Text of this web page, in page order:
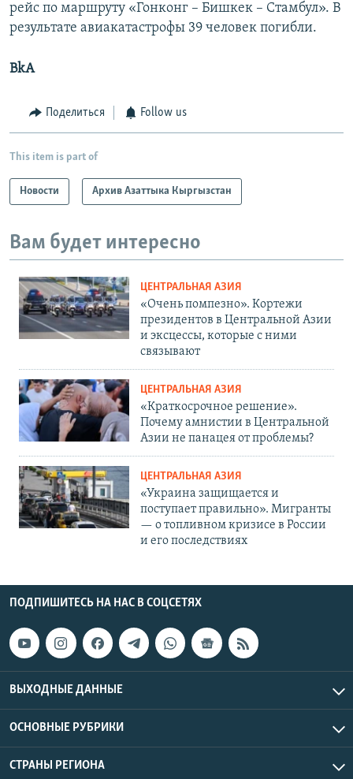
рейс по маршруту «Гонконг – Бишкек – Стамбул». В
результате авиакатастрофы 39 человек погибли.
BkA
Поделиться Follow us
This item is part of
Новости Архив Азаттыка Кыргызстан
Вам будет интересно
ЦЕНТРАЛЬНАЯ АЗИЯ
«Очень помпезно». Кортежи
президентов в Центральной Азии
и эксцессы, которые с ними
связывают
ЦЕНТРАЛЬНАЯ АЗИЯ
«Краткосрочное решение».
Почему амнистии в Центральной
Азии не панацея от проблемы?
ЦЕНТРАЛЬНАЯ АЗИЯ
«Украина защищается и
поступает правильно». Мигранты
— о топливном кризисе в России
и его последствиях
ПОДПИШИТЕСЬ НА НАС В СОЦСЕТЯХ
ВЫХОДНЫЕ ДАННЫЕ
ОСНОВНЫЕ РУБРИКИ
СТРАНЫ РЕГИОНА